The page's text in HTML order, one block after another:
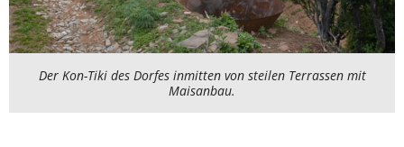
Der Kon-Tiki des Dorfes inmitten von steilen Terrassen mit
Maisanbau.